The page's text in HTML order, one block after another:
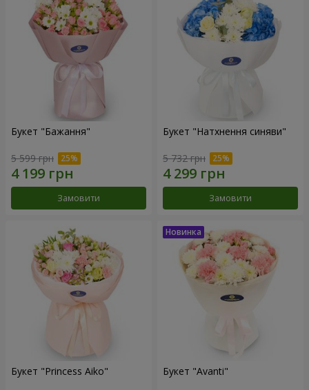
Букет "Бажання"
5 599 грн
Замовити
Букет "Натхнення синяви"
5 732 грн
Замовити
Букет "Princess Aiko" Букет "Avanti"